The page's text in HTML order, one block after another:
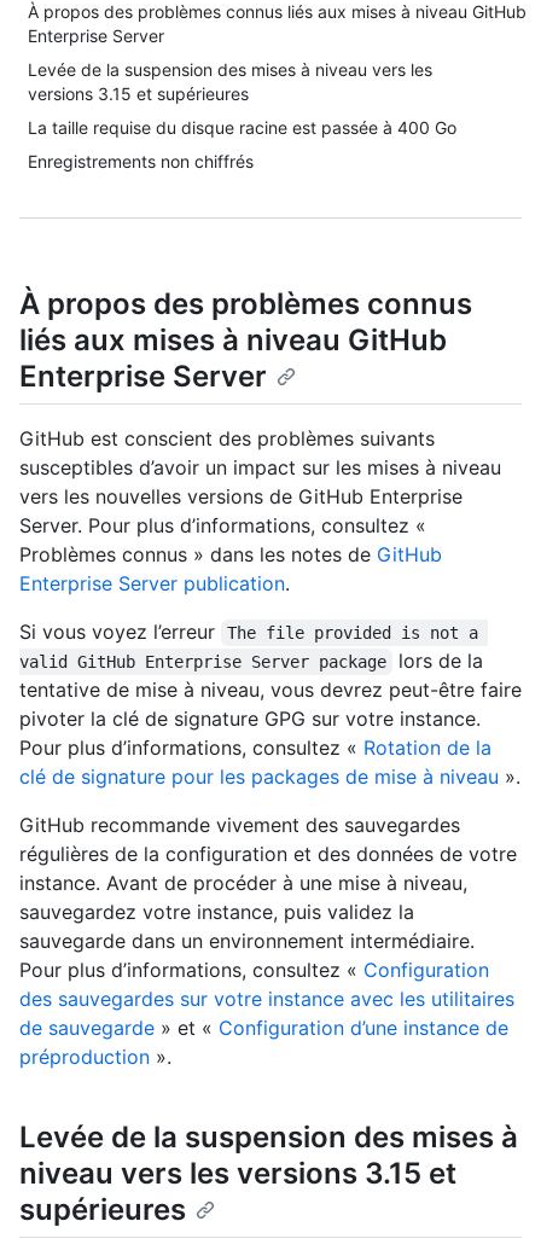
À propos des problèmes connus liés aux mises à niveau GitHub
Enterprise Server
Levée de la suspension des mises à niveau vers les
versions 3.15 et supérieures
La taille requise du disque racine est passée à 400 Go
Enregistrements non chiffrés
À propos des problèmes connus
liés aux mises à niveau GitHub
Enterprise Server
GitHub est conscient des problèmes suivants
susceptibles d’avoir un impact sur les mises à niveau
vers les nouvelles versions de GitHub Enterprise
Server. Pour plus d’informations, consultez «
Problèmes connus » dans les notes de GitHub
Enterprise Server publication.
Si vous voyez l’erreur
The file provided is not a
valid GitHub Enterprise Server package
lors de la
tentative de mise à niveau, vous devrez peut-être faire
pivoter la clé de signature GPG sur votre instance.
Pour plus d’informations, consultez « Rotation de la
clé de signature pour les packages de mise à niveau ».
GitHub recommande vivement des sauvegardes
régulières de la configuration et des données de votre
instance. Avant de procéder à une mise à niveau,
sauvegardez votre instance, puis validez la
sauvegarde dans un environnement intermédiaire.
Pour plus d’informations, consultez « Configuration
des sauvegardes sur votre instance avec les utilitaires
de sauvegarde » et « Configuration d’une instance de
préproduction ».
Levée de la suspension des mises à
niveau vers les versions 3.15 et
supérieures